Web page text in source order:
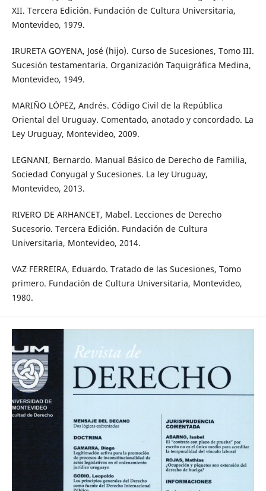
XII. Tercera Edición. Fundación de Cultura Universitaria,
Montevideo, 1979.
IRURETA GOYENA, José (hijo). Curso de Sucesiones, Tomo III.
Sucesión testamentaria. Organización Taquigráfica Medina,
Montevideo, 1949.
MARIÑO LÓPEZ, Andrés. Código Civil de la República
Oriental del Uruguay. Comentado, anotado y concordado. La
Ley Uruguay, Montevideo, 2009.
LEGNANI, Bernardo. Manual Básico de Derecho de Familia,
Sociedad Conyugal y Sucesiones. La ley Uruguay,
Montevideo, 2013.
RIVERO DE ARHANCET, Mabel. Lecciones de Derecho
Sucesorio. Tercera Edición. Fundación de Cultura
Universitaria, Montevideo, 2014.
VAZ FERREIRA, Eduardo. Tratado de las Sucesiones, Tomo
primero. Fundación de Cultura Universitaria, Montevideo,
1980.